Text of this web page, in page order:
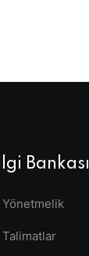
Bankası
Yönetmelik
Talimatlar